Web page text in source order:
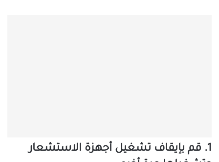
1. قم بإيقاف تشغيل أجهزة الاستشعار